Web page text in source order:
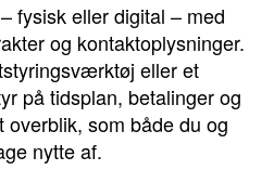
fysisk eller digital – med
og kontaktoplysninger.
eller et
på tidsplan, betalinger og
overblik, som både du og
nytte af.